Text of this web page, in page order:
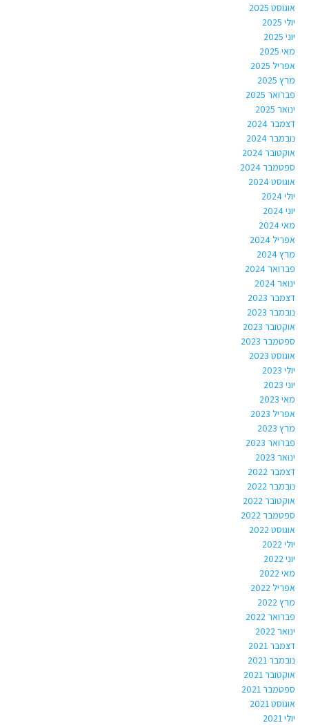
אוגוסט 2025
יולי 2025
יוני 2025
מאי 2025
אפריל 2025
מרץ 2025
פברואר 2025
ינואר 2025
דצמבר 2024
נובמבר 2024
אוקטובר 2024
ספטמבר 2024
אוגוסט 2024
יולי 2024
יוני 2024
מאי 2024
אפריל 2024
מרץ 2024
פברואר 2024
ינואר 2024
דצמבר 2023
נובמבר 2023
אוקטובר 2023
ספטמבר 2023
אוגוסט 2023
יולי 2023
יוני 2023
מאי 2023
אפריל 2023
מרץ 2023
פברואר 2023
ינואר 2023
דצמבר 2022
נובמבר 2022
אוקטובר 2022
ספטמבר 2022
אוגוסט 2022
יולי 2022
יוני 2022
מאי 2022
אפריל 2022
מרץ 2022
פברואר 2022
ינואר 2022
דצמבר 2021
נובמבר 2021
אוקטובר 2021
ספטמבר 2021
אוגוסט 2021
יולי 2021